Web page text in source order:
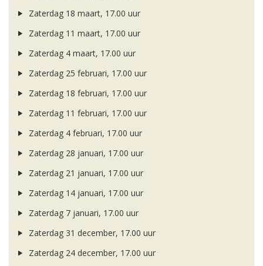
Zaterdag 18 maart, 17.00 uur
Zaterdag 11 maart, 17.00 uur
Zaterdag 4 maart, 17.00 uur
Zaterdag 25 februari, 17.00 uur
Zaterdag 18 februari, 17.00 uur
Zaterdag 11 februari, 17.00 uur
Zaterdag 4 februari, 17.00 uur
Zaterdag 28 januari, 17.00 uur
Zaterdag 21 januari, 17.00 uur
Zaterdag 14 januari, 17.00 uur
Zaterdag 7 januari, 17.00 uur
Zaterdag 31 december, 17.00 uur
Zaterdag 24 december, 17.00 uur